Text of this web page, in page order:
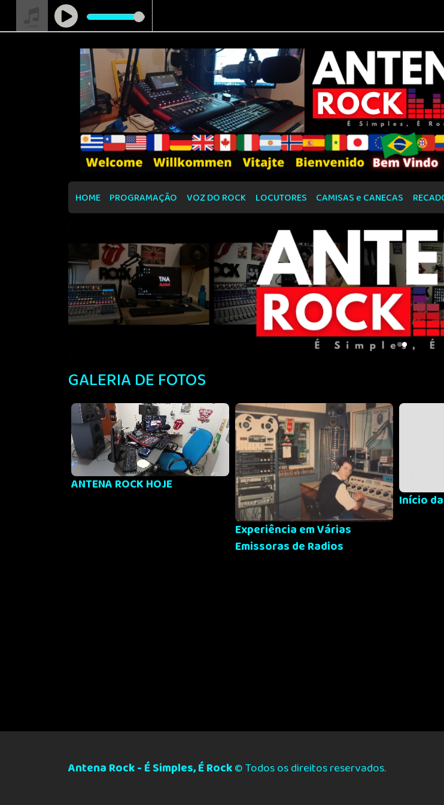
HOME PROGRAMAÇÃO VOZ DO ROCK LOCUTORES CAMISAS e CANECAS
GALERIA DE FOTOS
ANTENA ROCK HOJE
Experiência em Várias
Emissoras de Radios
Início
Antena Rock - É Simples, É Rock© Todos os direitos reservados.